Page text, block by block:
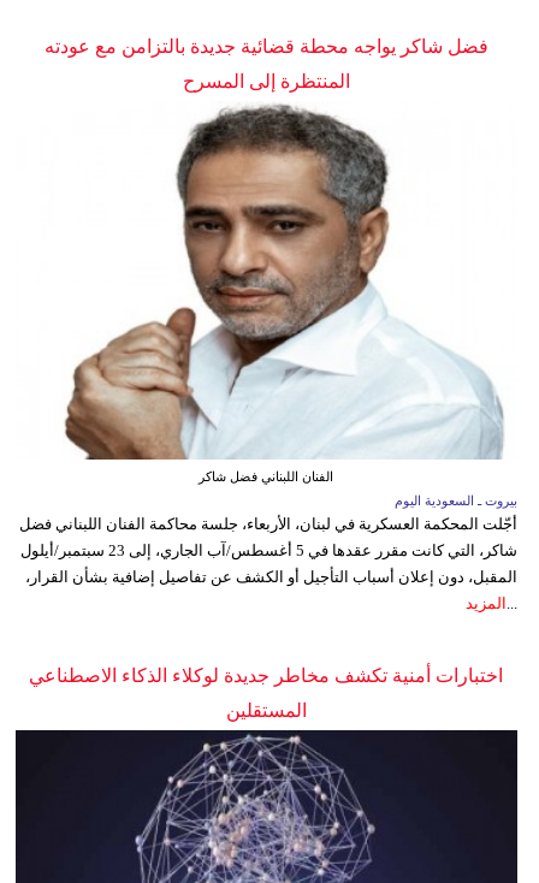
فضل شاكر يواجه محطة قضائية جديدة بالتزامن مع عودته
المنتظرة إلى المسرح
الفنان اللبناني فضل شاكر
بيروت ـ السعودية اليوم
أجّلت المحكمة العسكرية في لبنان، الأربعاء، جلسة محاكمة الفنان اللبناني فضل
شاكر، التي كانت مقرر عقدها في 5 أغسطس/آب الجاري، إلى 23 سبتمبر/أيلول
المقبل، دون إعلان أسباب التأجيل أو الكشف عن تفاصيل إضافية بشأن القرار،
المزيد
اختبارات أمنية تكشف مخاطر جديدة لوكلاء الذكاء الاصطناعي
المستقلين